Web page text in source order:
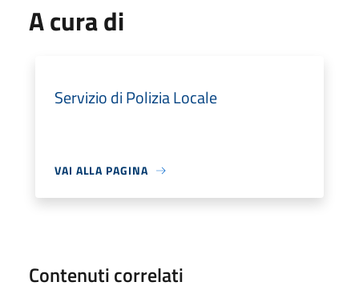
A cura di
Servizio di Polizia Locale
VAI ALLA PAGINA
Contenuti correlati